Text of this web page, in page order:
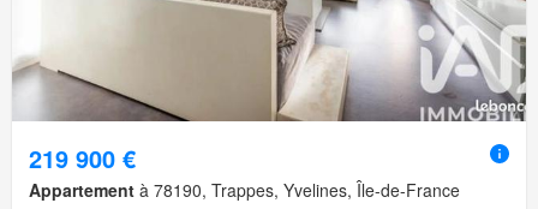
219 900 €
Appartement à 78190, Trappes, Yvelines, Île-de-France